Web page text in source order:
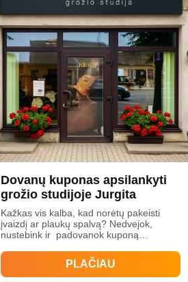
Dovanų kuponas apsilankyti
grožio studijoje Jurgita
Kažkas vis kalba, kad norėtų pakeisti
įvaizdį ar plaukų spalvą? Nedvejok,
nustebink ir padovanok kuponą
PLAČIAU